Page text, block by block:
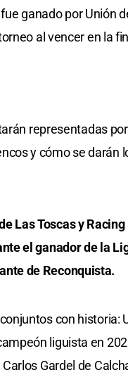
ganado por Unión
al vencer en la
representadas
y cómo se darán
Las Toscas y
el ganador de la
de Reconquista.
con historia:
liguista en
Gardel de